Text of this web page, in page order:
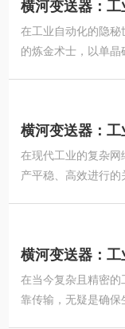
横河变送器：
在工业自动化的隐
的炼金术士，以单晶
横河变送器：工
在现代工业的复杂
产平稳、高效进行的
横河变送器：
在当今复杂且精密
靠传输，无疑是确保